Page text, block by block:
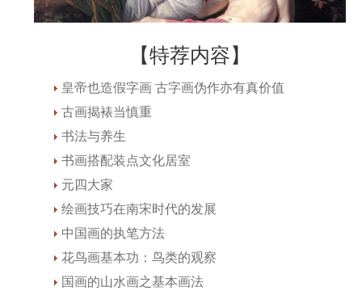
【特荐内容】
皇帝也造假字画 古字画伪作亦有真价值
古画揭裱当慎重
书法与养生
书画搭配装点文化居室
元四大家
绘画技巧在南宋时代的发展
中国画的执笔方法
花鸟画基本功：鸟类的观察
国画的山水画之基本画法